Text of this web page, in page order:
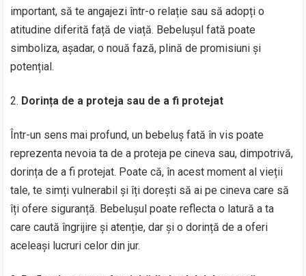
important, să te angajezi într-o relație sau să adopți o
atitudine diferită față de viață. Bebelușul fată poate
simboliza, așadar, o nouă fază, plină de promisiuni și
potențial.
Dorința de a proteja sau de a fi protejat
Într-un sens mai profund, un bebeluș fată în vis poate
reprezenta nevoia ta de a proteja pe cineva sau, dimpotrivă,
dorința de a fi protejat. Poate că, în acest moment al vieții
tale, te simți vulnerabil și îți dorești să ai pe cineva care să
îți ofere siguranță. Bebelușul poate reflecta o latură a ta
care caută îngrijire și atenție, dar și o dorință de a oferi
aceleași lucruri celor din jur.